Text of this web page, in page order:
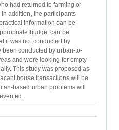
had returned to farming or
addition, the participants
information can be
budget can be
it was not conducted by
been conducted by urban-to-
and were looking for empty
This study was proposed as
house transactions will be
based urban problems will